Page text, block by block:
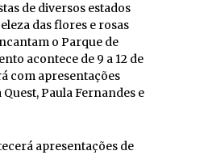
de diversos estados
das flores e rosas
o Parque de
acontece de 9 a 12 de
com apresentações
Paula Fernandes e
apresentações de